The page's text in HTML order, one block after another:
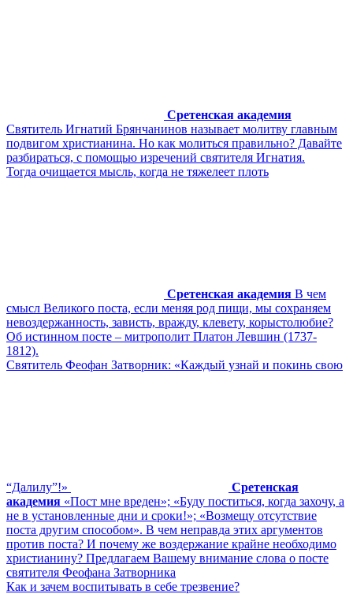
Сретенская академия
Святитель Игнатий Брянчанинов называет молитву главным
подвигом христианина. Но как молиться правильно? Давайте
разбираться, с помощью изречений святителя Игнатия.
Тогда очищается мысль, когда не тяжелеет плоть
Сретенская академия В чем
смысл Великого поста, если меняя род пищи, мы сохраняем
невоздержанность, зависть, вражду, клевету, корыстолюбие?
Об истинном посте – митрополит Платон Левшин (1737-
1812).
Святитель Феофан Затворник: «Каждый узнай и покинь свою
“Далилу”!»
Сретенская
академия «Пост мне вреден»; «Буду поститься, когда захочу, а
не в установленные дни и сроки!»; «Возмещу отсутствие
поста другим способом». В чем неправда этих аргументов
против поста? И почему же воздержание крайне необходимо
христианину? Предлагаем Вашему внимание слова о посте
святителя Феофана Затворника
Как и зачем воспитывать в себе трезвение?